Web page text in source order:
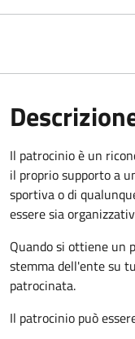
Il patrocinio è un
il proprio supporto a
sportiva o di
essere sia
Quando si ottiene un
stemma dell'ente su
patrocinata.
Il patrocinio può